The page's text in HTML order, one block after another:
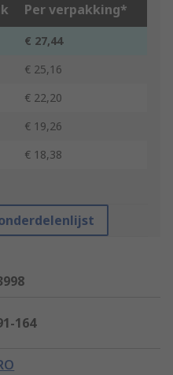
Per verpakking*
€ 27,44
€ 25,16
€ 22,20
€ 19,26
€ 18,38
164